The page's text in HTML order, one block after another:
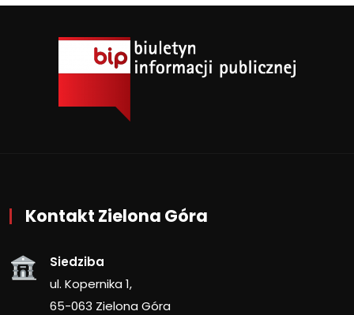
Kontakt Zielona Góra
Siedziba
ul. Kopernika 1,
65-063 Zielona Góra